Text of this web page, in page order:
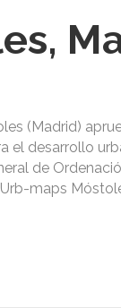
(Madrid)
el desarrollo
de
maps